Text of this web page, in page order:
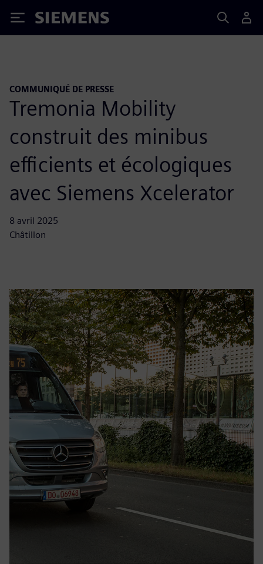
Siemens
COMMUNIQUÉ DE PRESSE
Tremonia Mobility
construit des minibus
efficients et écologiques
avec Siemens Xcelerator
8 avril 2025
Châtillon